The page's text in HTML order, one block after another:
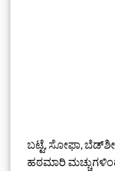
ಬಟ್ಟೆ, ಸೋಫಾ,
ಹಠಮಾರಿ ಮಚ್ಚುಗಳಿಂದ